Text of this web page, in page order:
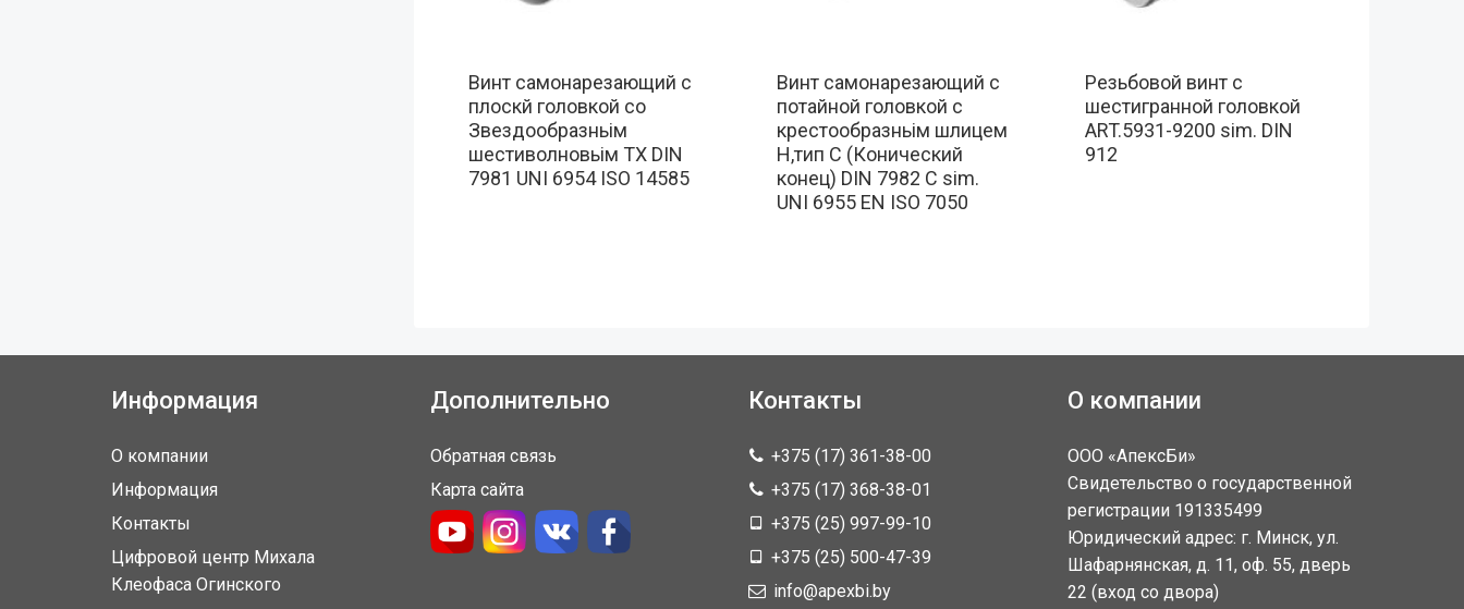
Винт cамонарезающий c
плоскй головкой co
Звездообразньім
шестиволновьім TX DIN
7981 UNI 6954 ISO 14585
Винт cамонарезающий с
потайной головкой с
крестообразньім шлицем
H,тип C (Конический
конец) DIN 7982 C sim.
UNI 6955 EN ISO 7050
Резьбовой винт с
шестигранной головкой
ART.5931-9200 sim. DIN
912
Информация
О компании
Информация
Контакты
Цифровой центр Михала
Клеофаса Огинского
Дополнительно
Обратная связь
Карта сайта
Контакты
+375 (17) 361-38-00
+375 (17) 368-38-01
+375 (25) 997-99-10
+375 (25) 500-47-39
info@apexbi.by
О компании
ООО «АпексБи»
Свидетельство о государственной
регистрации 191335499
Юридический адрес: г. Минск, ул.
Шафарнянская, д. 11, оф. 55, дверь
22 (вход со двора)